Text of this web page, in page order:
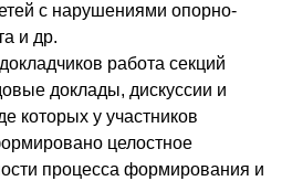
с нарушениями опорно-
и др.
работа секций
доклады, дискуссии и
которых у участников
целостное
процесса формирования и